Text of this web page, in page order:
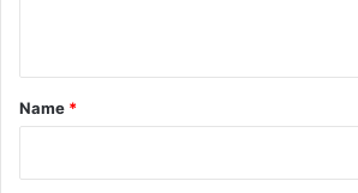
*
Name *